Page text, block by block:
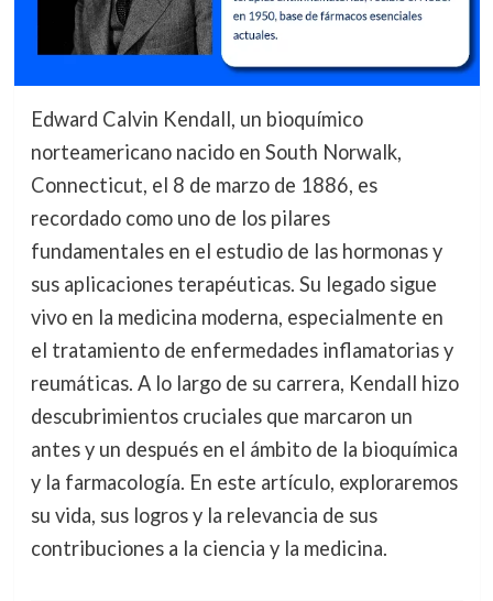
Edward Calvin Kendall, un bioquímico
norteamericano nacido en South Norwalk,
Connecticut, el 8 de marzo de 1886, es
recordado como uno de los pilares
fundamentales en el estudio de las hormonas y
sus aplicaciones terapéuticas. Su legado sigue
vivo en la medicina moderna, especialmente en
el tratamiento de enfermedades inflamatorias y
reumáticas. A lo largo de su carrera, Kendall hizo
descubrimientos cruciales que marcaron un
antes y un después en el ámbito de la bioquímica
y la farmacología. En este artículo, exploraremos
su vida, sus logros y la relevancia de sus
contribuciones a la ciencia y la medicina.